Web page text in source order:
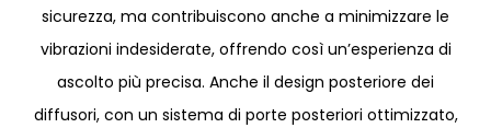
sicurezza, ma contribuiscono anche a minimizzare le
vibrazioni indesiderate, offrendo così un’esperienza di
ascolto più precisa. Anche il design posteriore dei
diffusori, con un sistema di porte posteriori ottimizzato,